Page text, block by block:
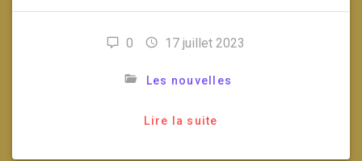
0 17 juillet 2023
Les nouvelles
Lire la suite